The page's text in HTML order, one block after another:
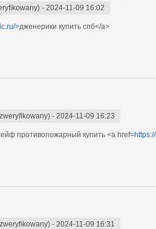
- 2024-11-09 16:02
>дженерики купить спб</a>
- 2024-11-09 16:23
противопожарный купить <a href=
- 2024-11-09 16:31